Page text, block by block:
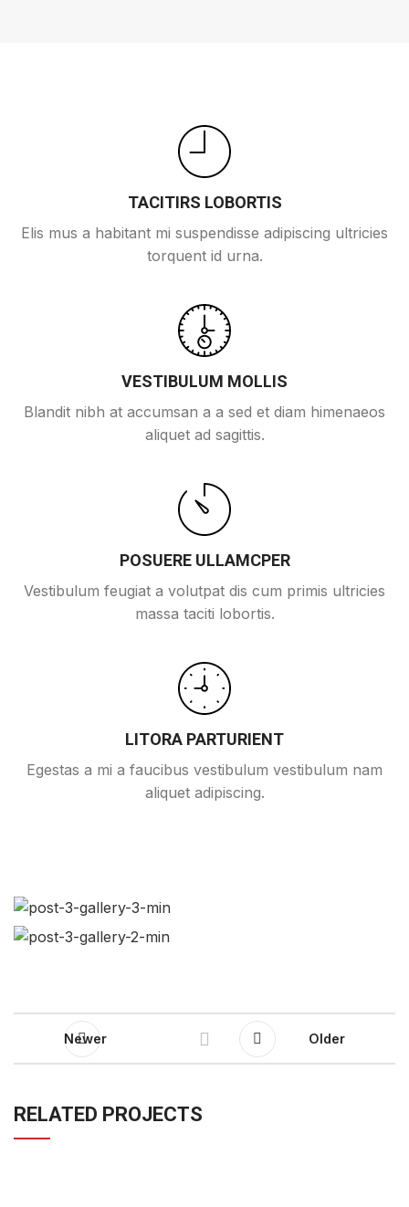
TACITIRS LOBORTIS
Elis mus a habitant mi suspendisse adipiscing ultricies
torquent id urna.
VESTIBULUM MOLLIS
Blandit nibh at accumsan a a sed et diam himenaeos
aliquet ad sagittis.
POSUERE ULLAMCPER
Vestibulum feugiat a volutpat dis cum primis ultricies
massa taciti lobortis.
LITORA PARTURIENT
Egestas a mi a faucibus vestibulum vestibulum nam
aliquet adipiscing.
Newer Older
RELATED PROJECTS